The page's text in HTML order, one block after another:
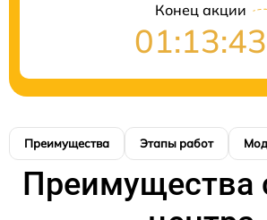
Конец акции
01:13:42
Преимущества Этапы работ
Преимущества